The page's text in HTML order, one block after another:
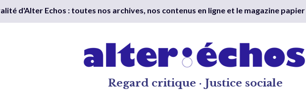
d'Alter Echos : toutes nos archives, nos contenus en ligne et le magazine
Regard critique · Justice sociale